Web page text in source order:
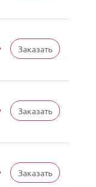
Заказать
Заказать
Заказать